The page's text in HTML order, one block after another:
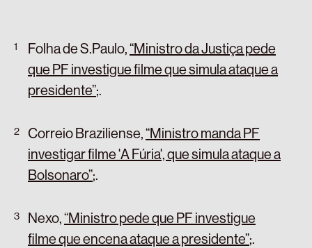
Folha de S.Paulo,“Ministro da Justiça pede
que PF investigue filme que simula ataque a
presidente”;.
Correio Braziliense,“Ministro manda PF
investigar filme 'A Fúria', que simula ataque a
Bolsonaro”;.
Nexo,“Ministro pede que PF investigue
filme que encena ataque a presidente”;.